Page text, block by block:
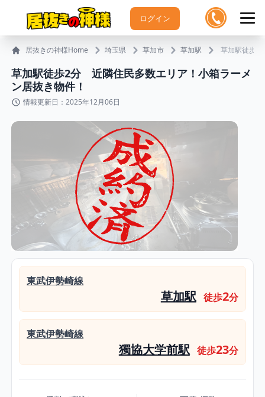
ログイン
居抜きの神様Home 埼玉県 草加市 草加駅 草加駅徒歩2
草加駅徒歩2分 近隣住民多数エリア！小箱ラーメ
ン居抜き物件！
情報更新日：2025年12月06日
東武伊勢崎線
草加駅 徒歩2分
東武伊勢崎線
獨協大学前駅 徒歩23分